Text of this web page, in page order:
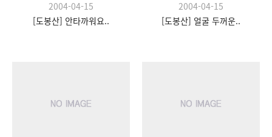
2004-04-15
[도봉산] 안타까워요..
2004-04-15
[도봉산] 얼굴 두꺼운..